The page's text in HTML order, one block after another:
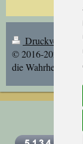
Druckversion
© 2016-2021 Die
die Wahrheit |